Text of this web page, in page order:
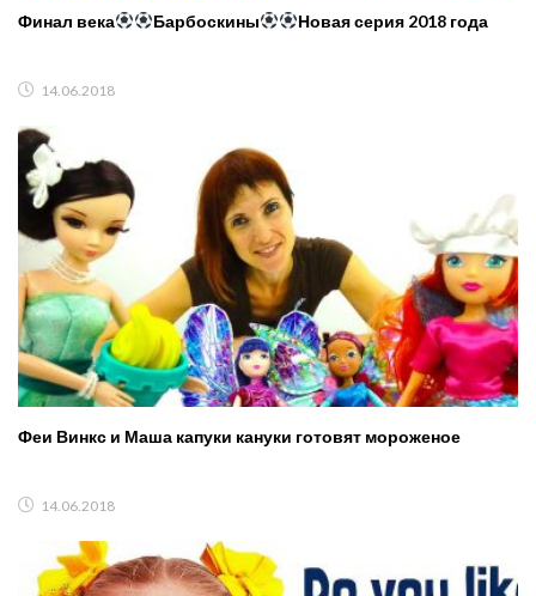
Финал века Барбоскины Новая серия 2018 года
14.06.2018
Феи Винкс и Маша капуки кануки готовят мороженое
14.06.2018